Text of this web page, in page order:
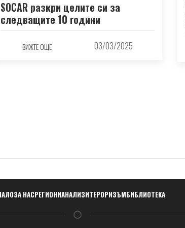
SOCAR разкри целите си за
следващите 10 години
ВИЖТЕ ОЩЕ 03/03/2025
ЗА НАСРЕГИОНИАНАЛИЗИТЕРОРИЗЪМБИБЛИОТЕКА